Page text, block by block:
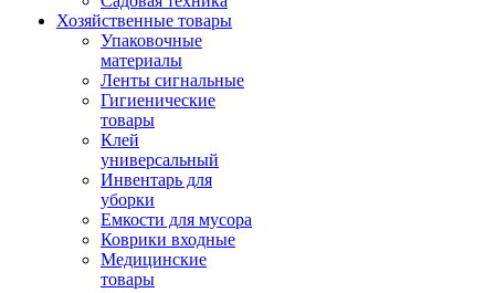
Хозяйственные товары
Упаковочные
материалы
Ленты сигнальные
Гигиенические
товары
Клей
универсальный
Инвентарь для
уборки
Емкости для мусора
Коврики входные
Медицинские
товары